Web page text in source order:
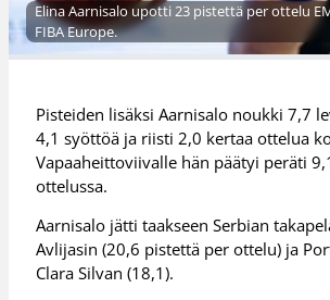
Elina Aarnisalo upotti 23 pistettä per ottelu
FIBA Europe.
Pisteiden lisäksi Aarnisalo noukki 7,7
4,1 syöttöä ja riisti 2,0 kertaa ottelua
Vapaaheittoviivalle hän päätyi peräti
ottelussa.
Aarnisalo jätti taakseen Serbian
Avlijasin (20,6 pistettä per ottelu) ja
Clara Silvan (18,1).